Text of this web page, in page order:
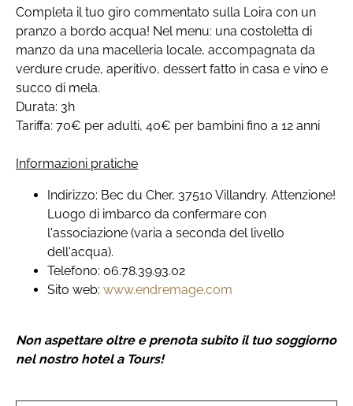
Completa il tuo giro commentato sulla Loira con un
pranzo a bordo acqua! Nel menu: una costoletta di
manzo da una macelleria locale, accompagnata da
verdure crude, aperitivo, dessert fatto in casa e vino e
succo di mela.
Durata: 3h
Tariffa: 70€ per adulti, 40€ per bambini fino a 12 anni
Informazioni pratiche
Indirizzo: Bec du Cher, 37510 Villandry. Attenzione!
Luogo di imbarco da confermare con
l'associazione (varia a seconda del livello
dell'acqua).
Telefono: 06.78.39.93.02
Sito web: www.endremage.com
Non aspettare oltre e prenota subito il tuo soggiorno
nel nostro hotel a Tours!